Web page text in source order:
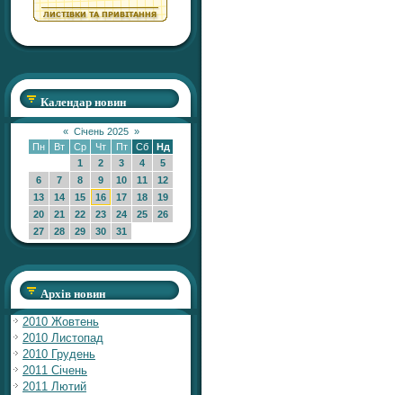
Календар новин
« Січень 2025 »
Пн
Вт Ср Чт Пт Сб
Нд
1
2 3 4
5
6
7 8 9 10 11
12
13
14 15 16 17 18
19
20
21 22 23 24 25
26
27
28 29 30 31
Архів новин
2010 Жовтень
2010 Листопад
2010 Грудень
2011 Січень
2011 Лютий